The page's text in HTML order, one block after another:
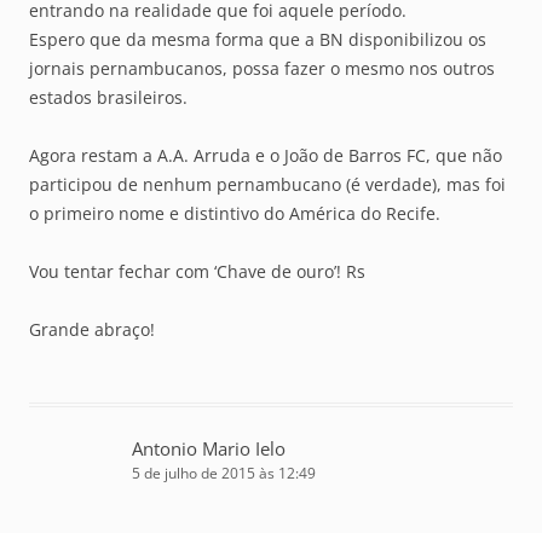
entrando na realidade que foi aquele período.
Espero que da mesma forma que a BN disponibilizou os
jornais pernambucanos, possa fazer o mesmo nos outros
estados brasileiros.
Agora restam a A.A. Arruda e o João de Barros FC, que não
participou de nenhum pernambucano (é verdade), mas foi
o primeiro nome e distintivo do América do Recife.
Vou tentar fechar com ‘Chave de ouro’! Rs
Grande abraço!
Antonio Mario Ielo
5 de julho de 2015 às 12:49